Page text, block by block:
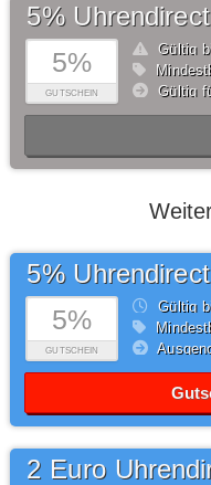
5%
GUTSCHEIN
5%
Gültig
Gültig
5%
GUTSCHEIN
5%
Gültig
2 Euro